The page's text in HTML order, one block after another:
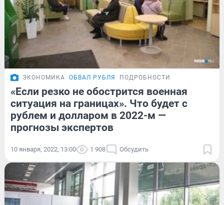
ЭКОНОМИКА ОБВАЛ РУБЛЯ ПОДРОБНОСТИ
«Если резко не обострится военная
ситуация на границах». Что будет с
рублем и долларом в 2022-м —
прогнозы экспертов
10 января, 2022, 13:00 1 908 Обсудить